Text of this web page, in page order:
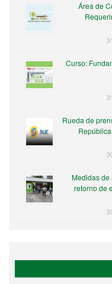
Área de
Curso:
Rueda de
Medidas de
retorno de